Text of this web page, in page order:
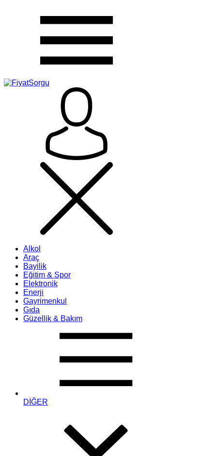
Alkol
Araç
Bayilik
Eğitim & Spor
Elektronik
Enerji
Gayrimenkul
Gıda
Güzellik & Bakım
DİĞER